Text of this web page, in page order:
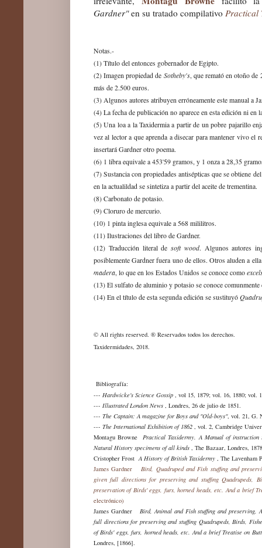
Gardner"en su tratado compilativo Practical
Notas.-
(1) Título del entonces gobernador de Egipto.
(2) Imagen propiedad de Sotheby's, que rematóen otoño de
más de 2.500 euros.
(3) Algunos autores atribuyen erróneamente este manual a
(4) La fecha de publicación no aparece en esta edición ni en
(5)Una loa a la Taxidermia a partir de un pobre pajarillo
vez al lector a que aprenda a disecar para mantener vivo el
insertará Gardner otro poema.
(6) 1 libra equivale a 453'59 gramos, y 1 onza a 28,35
(7) Sustancia con propiedades antisépticas que se obtiene
en la actualildad se sintetiza a partir del aceite de trementina.
(8) Carbonato de potasio.
(9) Cloruro de mercurio.
(10) 1 pinta inglesa equivale a 568 mililitros.
(11) Ilustraciones del libro de Gardner.
(12) Traducción literal desoft wood. Algunos autores
posiblemente Gardner fuera uno de ellos.Otros aluden a
madera, lo que en los Estados Unidos se conoce como
(13) El sulfato de aluminio y potasio se conoce
(14) En el título de esta segunda edición se sustituyó
© All rights reserved. ® Reservados todos los derechos.
Taxidermidades, 2018.
Bibliografía:
--- Hardwicke's Science Gossip , vol 15, 1879; vol. 16, 1880; vol.
--- Illustrated London News , Londres, 26 de julio de 1851.
--- The Captain: A magazine for Boys and "Old-boys", vol. 21, G.
--- The International Exhibition of 1862 , vol. 2, Cambridge
Montagu BrownePractical Taxidermy. A Manual of
Natural History specimens of all kinds , The Bazaar, Londres,
Cristopher FrostA History of British Taxidermy , The Lavenham
James GardnerBird, Quadruped and Fish stuffing and
given full directions for preserving and stuffing Quadrupeds,
preservation of Birds' eggs, furs, horned heads, etc. And a brief
electrónico)
James GardnerBird, Animal and Fish stuffing and
full directions for preserving and stuffing Quadrupeds, Birds,
of Birds' eggs, furs, horned heads, etc. And a brief Treatise on
Londres, [1866].